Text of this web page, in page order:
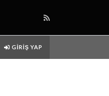
GIRIŞ YAP